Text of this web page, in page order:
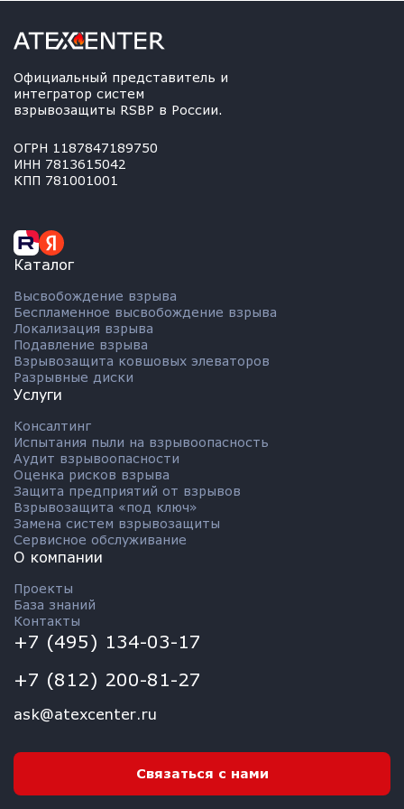
Официальный представитель и
интегратор систем
взрывозащиты RSBP в России.
ОГРН 1187847189750
ИНН 7813615042
КПП 781001001
Каталог
Высвобождение взрыва
Беспламенное высвобождение взрыва
Локализация взрыва
Подавление взрыва
Взрывозащита ковшовых элеваторов
Разрывные диски
Услуги
Консалтинг
Испытания пыли на взрывоопасность
Аудит взрывоопасности
Оценка рисков взрыва
Защита предприятий от взрывов
Взрывозащита «под ключ»
Замена систем взрывозащиты
Сервисное обслуживание
О компании
Проекты
База знаний
Контакты
+7 (495) 134-03-17
+7 (812) 200-81-27
ask@atexcenter.ru
Связаться с нами